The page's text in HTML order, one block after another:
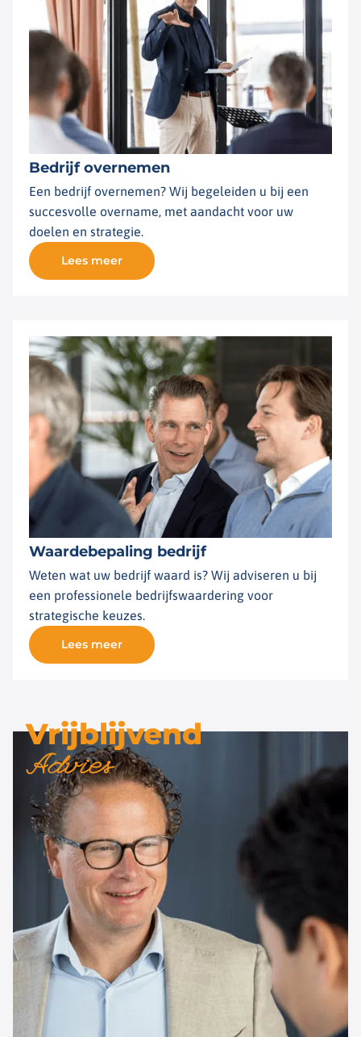
Bedrijf overnemen
Een bedrijf overnemen? Wij begeleiden u bij een
succesvolle overname, met aandacht voor uw
doelen en strategie.
Lees meer
Waardebepaling bedrijf
Weten wat uw bedrijf waard is? Wij adviseren u bij
een professionele bedrijfswaardering voor
strategische keuzes.
Lees meer
Vrijblijvend
Advies